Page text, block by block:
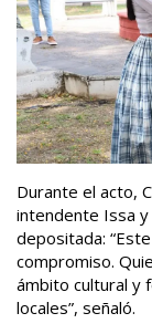
Durante el acto,
intendente Issa
depositada:
compromiso.
ámbito cultural y
locales”, señaló.